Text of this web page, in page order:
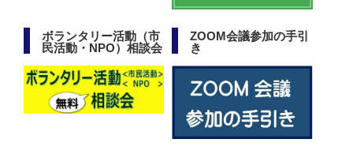
ボランタリー活動（市
民活動・NPO）相談会
ZOOM会議参加の手引
き